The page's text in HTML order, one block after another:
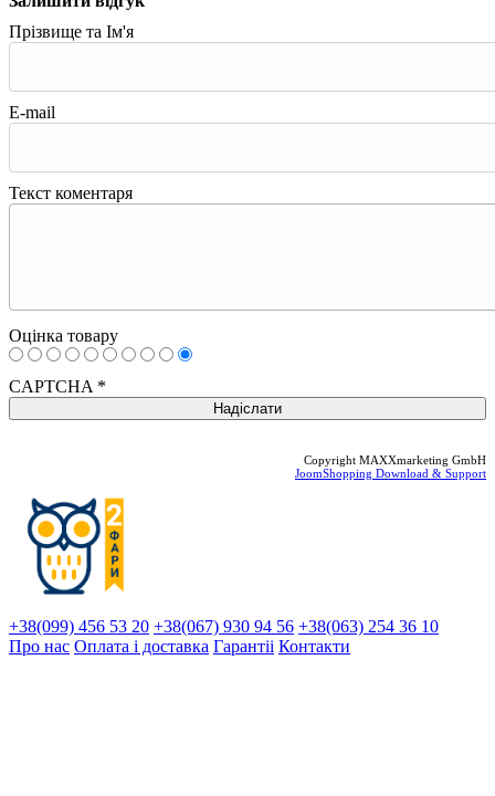
Прізвище та Ім'я
E-mail
Текст коментаря
Оцінка товару
CAPTCHA *
Copyright MAXXmarketing GmbH
JoomShopping Download & Support
+38(099) 456 53 20 +38(067) 930 94 56 +38(063) 254 36 10
Про нас Оплата і доставка Гарантіi Контакти